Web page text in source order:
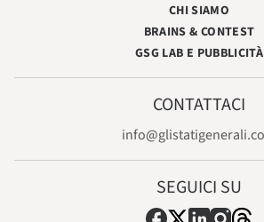
CHI SIAMO
BRAINS & CONTEST
GSG LAB E PUBBLICITÀ
CONTATTACI
SEGUICI SU